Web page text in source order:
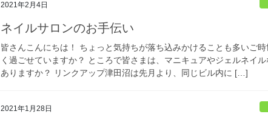
2021年2月4日
ネイルサロンのお手伝い
皆さんこんにちは！ ちょっと気持ちが落ち込みかけることも多いご
く過ごせていますか？ ところで皆さまは、マニキュアやジェルネイ
ありますか？ リンクアップ津田沼は先月より、同じビル内に […]
2021年1月28日